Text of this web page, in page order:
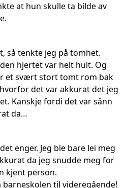
at hun skulle ta bilde av
så tenkte jeg på tomhet.
hjertet var helt hult. Og
et svært stort tomt rom bak
det var akkurat det jeg
Kanskje fordi det var sånn
da…
enger. Jeg ble bare lei meg
da jeg snudde meg for
kjent person.
til videregående!